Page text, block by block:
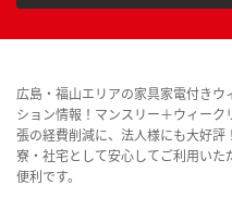
広島・福山エリアの家具家電付き
ション情報！マンスリー＋ウィー
張の経費削減に、法人様にも大好評！
寮・社宅として安心してご利用い
便利です。